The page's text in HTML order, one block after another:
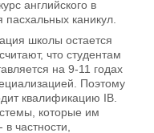
английского в
каникул.
школы остается
что студентам
на 9-11 годах
Поэтому
квалификацию IB.
которые им
частности,